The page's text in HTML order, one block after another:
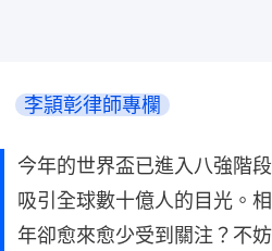
李頴彰律師專欄
今年的世界盃已進入八強階
吸引全球數十億人的目光。
年卻愈來愈少受到關注？不